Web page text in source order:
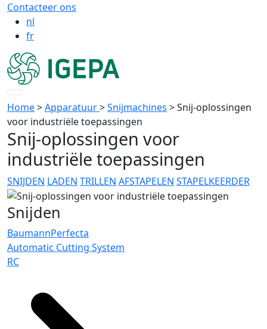
Contacteer ons
nl
fr
Home>Apparatuur>Snijmachines >Snij-oplossingen
voor industriële toepassingen
Snij-oplossingen voor
industriële toepassingen
SNIJDEN LADEN TRILLEN AFSTAPELEN STAPELKEERDER
Snijden
BaumannPerfecta
Automatic Cutting System
RC